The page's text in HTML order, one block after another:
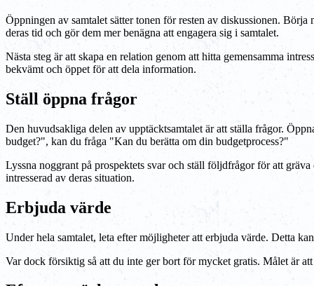
Öppningen av samtalet sätter tonen för resten av diskussionen.
deras tid och gör dem mer benägna att engagera sig i samtalet.
Nästa steg är att skapa en relation genom att hitta gemensamma
bekvämt och öppet för att dela information.
Ställ öppna frågor
Den huvudsakliga delen av upptäcktsamtalet är att ställa frågor.
budget?", kan du fråga "Kan du berätta om din budgetprocess?"
Lyssna noggrant på prospektets svar och ställ följdfrågor för att
intresserad av deras situation.
Erbjuda värde
Under hela samtalet, leta efter möjligheter att erbjuda värde. Detta
Var dock försiktig så att du inte ger bort för mycket gratis. Målet är